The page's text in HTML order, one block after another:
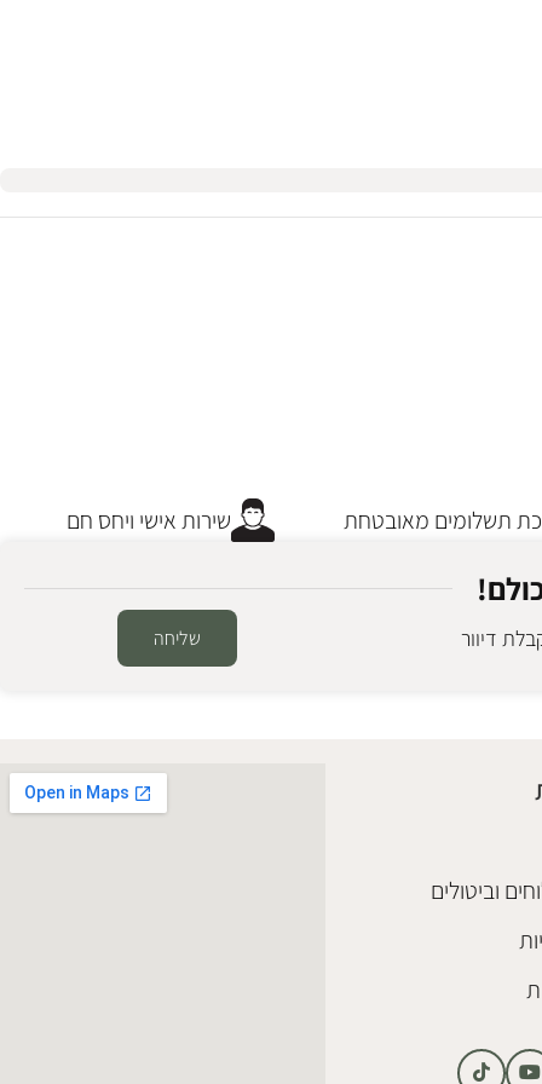
שירות אישי ויחס חם תשלומים מאובטחת
דיוור שליחה
וביטולים